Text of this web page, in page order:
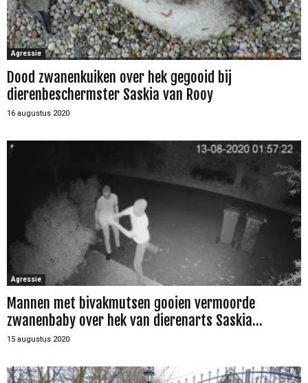
Agressie
Dood zwanenkuiken over hek gegooid bij
dierenbeschermster Saskia van Rooy
16 augustus 2020
Agressie
Mannen met bivakmutsen gooien vermoorde
zwanenbaby over hek van dierenarts Saskia...
15 augustus 2020